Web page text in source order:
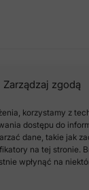
Zarządzaj zgodą
korzystamy z
dostępu do
dane, takie jak
na tej stronie.
wpłynąć na